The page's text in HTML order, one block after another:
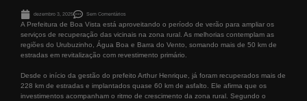
dezembro 3, 2025 Sem Comentários
A Prefeitura de Boa Vista está aproveitando o período de verão para ampliar os
serviços de recuperação das vicinais na zona rural. As melhorias contemplam as
regiões do Urubuzinho, Água Boa e Barra do Vento, somando mais de 50 km de
estradas em revitalização com revestimento primário.
Desde o início da gestão do prefeito Arthur Henrique, já foram recuperados mais de
228 km de estradas e implantados quase 60 km de asfalto. Ele afirma que os
investimentos acompanham o ritmo de crescimento da zona rural. Segundo o